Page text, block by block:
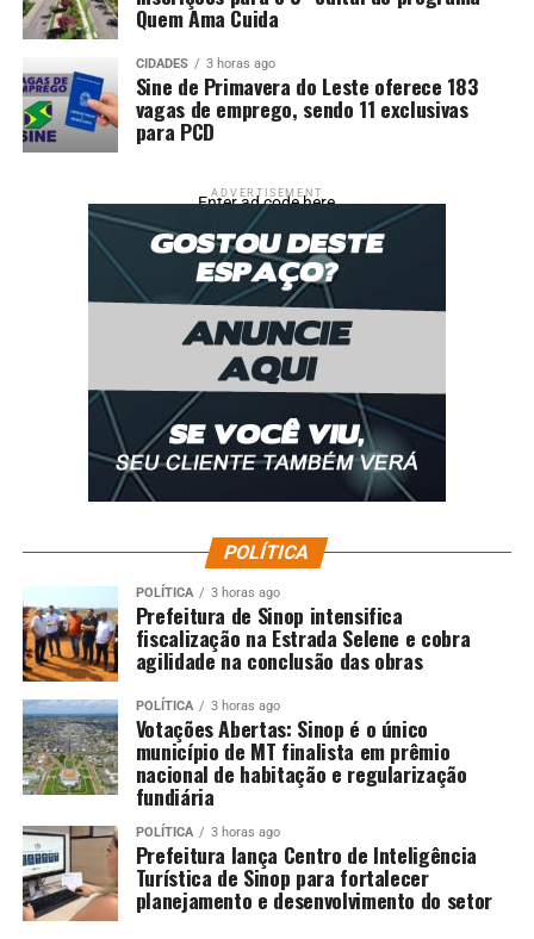
Quem Ama Cuida
CIDADES 3 horas ago
Sine de Primavera do Leste oferece 183
vagas de emprego, sendo 11 exclusivas
para PCD
ADVERTISEMENT
Enter ad code here
POLÍTICA
POLÍTICA 3 horas ago
Prefeitura de Sinop intensifica
fiscalização na Estrada Selene e cobra
agilidade na conclusão das obras
POLÍTICA 3 horas ago
Votações Abertas: Sinop é o único
município de MT finalista em prêmio
nacional de habitação e regularização
fundiária
POLÍTICA 3 horas ago
Prefeitura lança Centro de Inteligência
Turística de Sinop para fortalecer
planejamento e desenvolvimento do setor